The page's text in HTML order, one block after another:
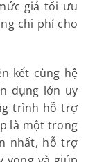
giá tối ưu
chi phí cho
kết cùng hệ
dụng lớn uy
trình hỗ trợ
là một trong
nhất, hỗ trợ